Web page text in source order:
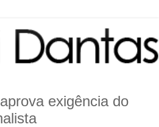
exigência do